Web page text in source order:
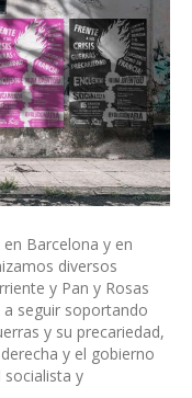
Barcelona y en
diversos
y Pan y Rosas
seguir soportando
y su precariedad,
y el gobierno
y